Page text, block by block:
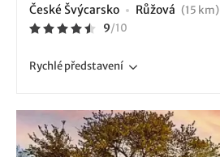
České Švýcarsko Růžová (15 km)
9/10
Rychlépředstavení